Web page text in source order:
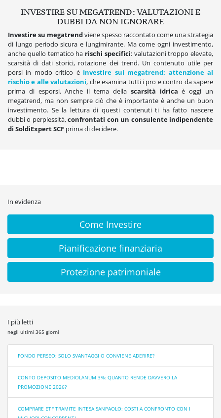
INVESTIRE SU MEGATREND: VALUTAZIONI E
DUBBI DA NON IGNORARE
Investire su megatrendviene spesso raccontato come una strategia
di lungo periodo sicura e lungimirante. Ma come ogni investimento,
anche quello tematico ha rischi specifici: valutazioni troppo elevate,
scarsità di dati storici, rotazione dei trend. Un contenuto utile per
porsi in modo critico è Investire sui megatrend: attenzione al
rischio e alle valutazioni, che esamina tutti i pro e contro da sapere
prima di esporsi. Anche il tema della scarsità idrica è oggi un
megatrend, ma non sempre ciò che è importante è anche un buon
investimento. Se la lettura di questi contenuti ti ha fatto nascere
dubbi o perplessità,confrontati con un consulente indipendente
di SoldiExpert SCF prima di decidere.
In evidenza
Come Investire
Pianificazione finanziaria
Protezione patrimoniale
I più letti
negli ultimi 365 giorni
FONDO PERSEO: SOLO SVANTAGGI O CONVIENE ADERIRE?
CONTO DEPOSITO MEDIOLANUM 3%: QUANTO RENDE DAVVERO LA
PROMOZIONE 2026?
COMPRARE ETF TRAMITE INTESA SANPAOLO: COSTI A CONFRONTO CON I